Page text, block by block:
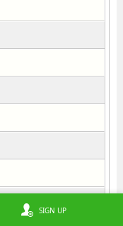
SIGN UP